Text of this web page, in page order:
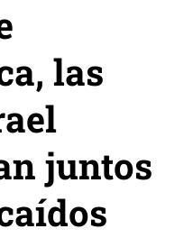
las
juntos